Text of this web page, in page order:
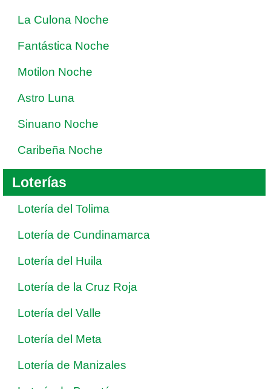
La Culona Noche
Fantástica Noche
Motilon Noche
Astro Luna
Sinuano Noche
Caribeña Noche
Loterías
Lotería del Tolima
Lotería de Cundinamarca
Lotería del Huila
Lotería de la Cruz Roja
Lotería del Valle
Lotería del Meta
Lotería de Manizales